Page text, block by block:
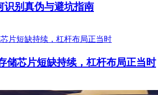
识别真伪与避坑指南
储芯片短缺持续，杠杆布局正当时